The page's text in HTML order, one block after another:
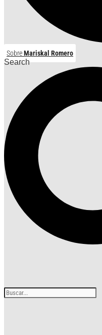
SobreMariskal Romero
Search